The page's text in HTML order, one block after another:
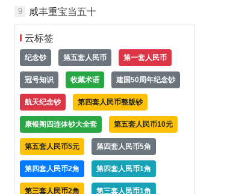
9 咸丰重宝当五十
云标签
纪念钞 第五套人民币 第一套人民币
冠号知识 收藏术语 建国50周年纪念钞
航天纪念钞 第四套人民币整版钞
康银阁四连体钞大全套 第五套人民币10元
第五套人民币5元 第四套人民币5角
第四套人民币2角 第四套人民币1角
第三套人民币2角 第三套人民币1角